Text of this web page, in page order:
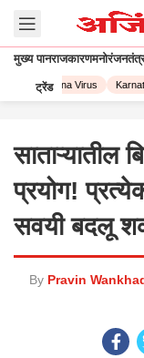
मुख्य पानराजकारणमनोरंजन
ट्रेंड
Corona Virus
साताऱ्यातील
प्रयोग!
सवयी बदलू
By Pravin